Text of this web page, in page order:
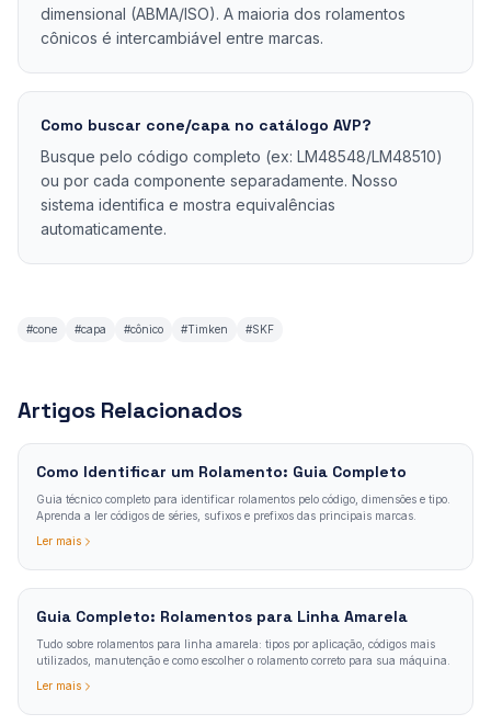
dimensional (ABMA/ISO). A maioria dos rolamentos
cônicos é intercambiável entre marcas.
Como buscar cone/capa no catálogo AVP?
Busque pelo código completo (ex: LM48548/LM48510)
ou por cada componente separadamente. Nosso
sistema identifica e mostra equivalências
automaticamente.
#cone #capa #cônico #Timken #SKF
Artigos Relacionados
Como Identificar um Rolamento: Guia Completo
Guia técnico completo para identificar rolamentos pelo código, dimensões e tipo.
Aprenda a ler códigos de séries, sufixos e prefixos das principais marcas.
Ler mais
Guia Completo: Rolamentos para Linha Amarela
Tudo sobre rolamentos para linha amarela: tipos por aplicação, códigos mais
utilizados, manutenção e como escolher o rolamento correto para sua máquina.
Ler mais